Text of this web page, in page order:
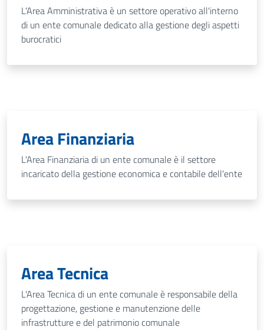
L'Area Amministrativa è un settore operativo all'interno
di un ente comunale dedicato alla gestione degli aspetti
burocratici
Area Finanziaria
L'Area Finanziaria di un ente comunale è il settore
incaricato della gestione economica e contabile dell'ente
Area Tecnica
L'Area Tecnica di un ente comunale è responsabile della
progettazione, gestione e manutenzione delle
infrastrutture e del patrimonio comunale